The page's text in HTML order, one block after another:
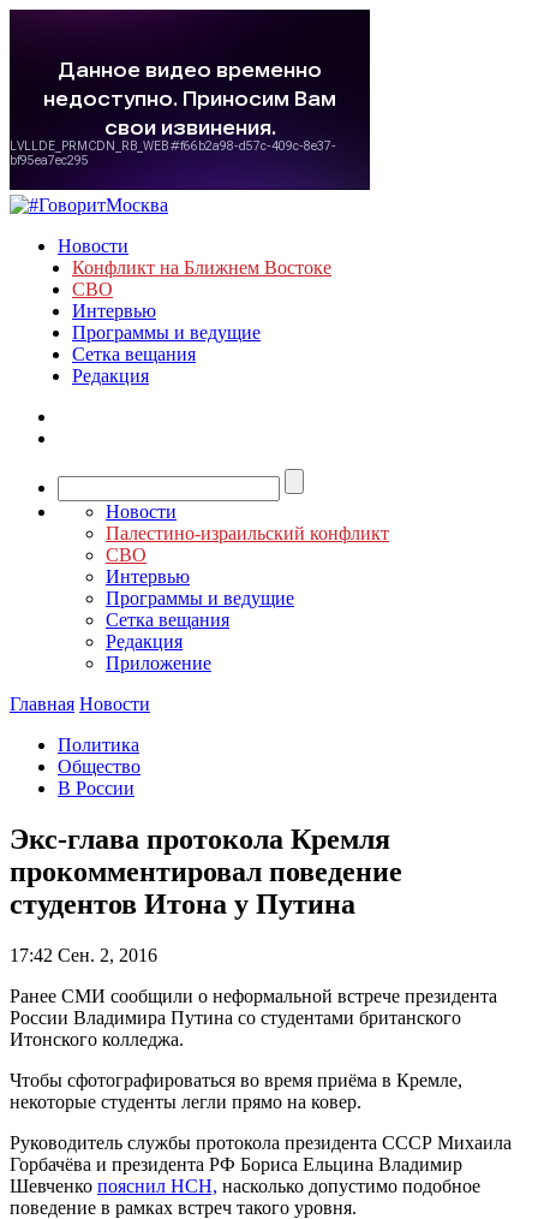
Новости
Конфликт на Ближнем Востоке
СВО
Интервью
Программы и ведущие
Сетка вещания
Редакция
Новости
Палестино-израильский конфликт
СВО
Интервью
Программы и ведущие
Сетка вещания
Редакция
Приложение
Главная Новости
Политика
Общество
В России
Экс-глава протокола Кремля
прокомментировал поведение
студентов Итона у Путина
17:42 Сен. 2, 2016
Ранее СМИ сообщили о неформальной встрече президента
России Владимира Путина со студентами британского
Итонского колледжа.
Чтобы сфотографироваться во время приёма в Кремле,
некоторые студенты легли прямо на ковер.
Руководитель службы протокола президента СССР Михаила
Горбачёва и президента РФ Бориса Ельцина Владимир
Шевченко пояснил НСН, насколько допустимо подобное
поведение в рамках встреч такого уровня.